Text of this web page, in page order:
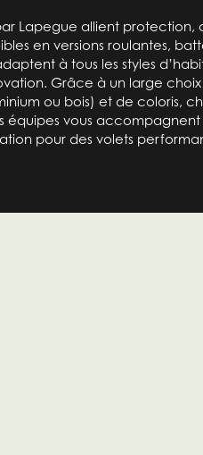
Lapegue allient protection,
en versions roulantes,
à tous les styles
Grâce à un large
ou bois) et de coloris,
équipes vous
pour des volets